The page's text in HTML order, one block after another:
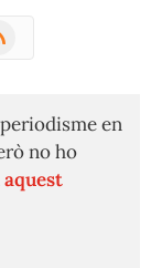
en
no ho
aquest